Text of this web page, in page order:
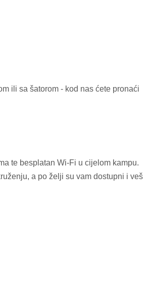
ili sa šatorom - kod nas ćete pronaći
te besplatan Wi‑Fi u cijelom kampu.
a po želji su vam dostupni i veš